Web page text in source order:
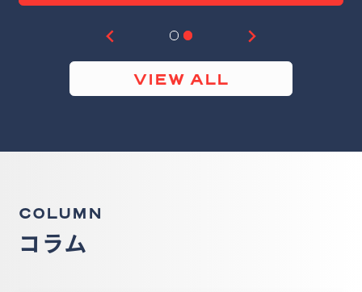
VIEW ALL
COLUMN
コラム